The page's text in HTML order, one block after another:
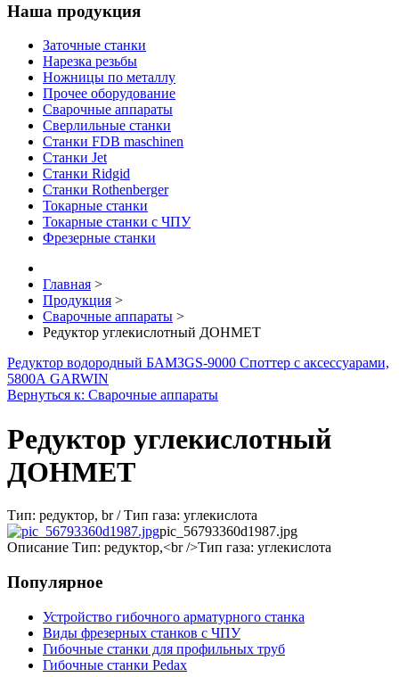
Наша продукция
Заточные станки
Нарезка резьбы
Ножницы по металлу
Прочее оборудование
Сварочные аппараты
Сверлильные станки
Станки FDB maschinen
Станки Jet
Станки Ridgid
Станки Rothenberger
Токарные станки
Токарные станки с ЧПУ
Фрезерные станки
Главная >
Продукция >
Сварочные аппараты >
Редуктор углекислотный ДОНМЕТ
Редуктор водородный БАМЗGS-9000 Споттер с аксессуарами,
5800А GARWIN
Вернуться к: Сварочные аппараты
Редуктор углекислотный
ДОНМЕТ
Тип: редуктор, br / Тип газа: углекислота
pic_56793360d1987.jpg
Описание Тип: редуктор,<br />Тип газа: углекислота
Популярное
Устройство гибочного арматурного станка
Виды фрезерных станков с ЧПУ
Гибочные станки для профильных труб
Гибочные станки Pedax